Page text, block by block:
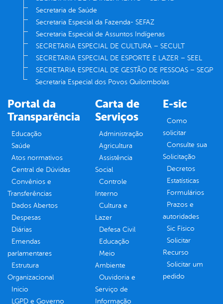
Secretaria de Saúde
Secretaria Especial da Fazenda- SEFAZ
Secretaria Especial de Assuntos Indígenas
SECRETARIA ESPECIAL DE CULTURA – SECULT
SECRETARIA ESPECIAL DE ESPORTE E LAZER – SEEL
SECRETARIA ESPECIAL DE GESTÃO DE PESSOAS – SEGP
Secretaria Especial dos Povos Quilombolas
Portal da
Transparência
Educação
Saúde
Atos normativos
Central de Dúvidas
Convênios e
Transferências
Dados Abertos
Despesas
Diárias
Emendas
parlamentares
Estrutura
Organizacional
Inicio
LGPD e Governo
Carta de
Serviços
Administração
Agricultura
Assistência
Social
Controle
Interno
Cultura e
Lazer
Defesa Civil
Educação
Meio
Ambiente
Ouvidoria e
Serviço de
Informação
E-sic
Como
solicitar
Consulte sua
Solicitação
Decretos
Estatísticas
Formulários
Prazos e
autoridades
Sic Físico
Solicitar
Recurso
Solicitar um
pedido